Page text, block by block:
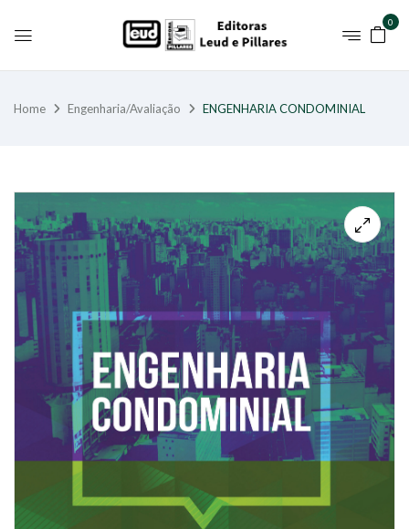
0
Home Engenharia/Avaliação ENGENHARIA CONDOMINIAL